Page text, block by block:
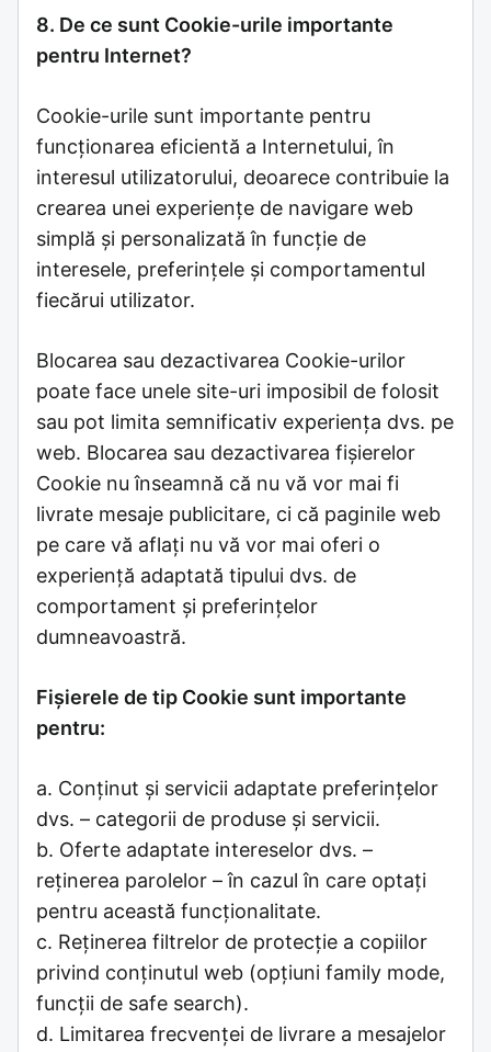
8. De ce sunt Cookie-urile importante
pentru Internet?
Cookie-urile sunt importante pentru
funcționarea eficientă a Internetului, în
interesul utilizatorului, deoarece contribuie la
crearea unei experiențe de navigare web
simplă și personalizată în funcție de
interesele, preferințele și comportamentul
fiecărui utilizator.
Blocarea sau dezactivarea Cookie-urilor
poate face unele site-uri imposibil de folosit
sau pot limita semnificativ experiența dvs. pe
web. Blocarea sau dezactivarea fișierelor
Cookie nu înseamnă că nu vă vor mai fi
livrate mesaje publicitare, ci că paginile web
pe care vă aflați nu vă vor mai oferi o
experiență adaptată tipului dvs. de
comportament și preferințelor
dumneavoastră.
Fișierele de tip Cookie sunt importante
pentru:
a. Conținut și servicii adaptate preferințelor
dvs. – categorii de produse și servicii.
b. Oferte adaptate intereselor dvs. –
reținerea parolelor – în cazul în care optați
pentru această funcționalitate.
c. Reținerea filtrelor de protecție a copiilor
privind conținutul web (opțiuni family mode,
funcții de safe search).
d. Limitarea frecvenței de livrare a mesajelor